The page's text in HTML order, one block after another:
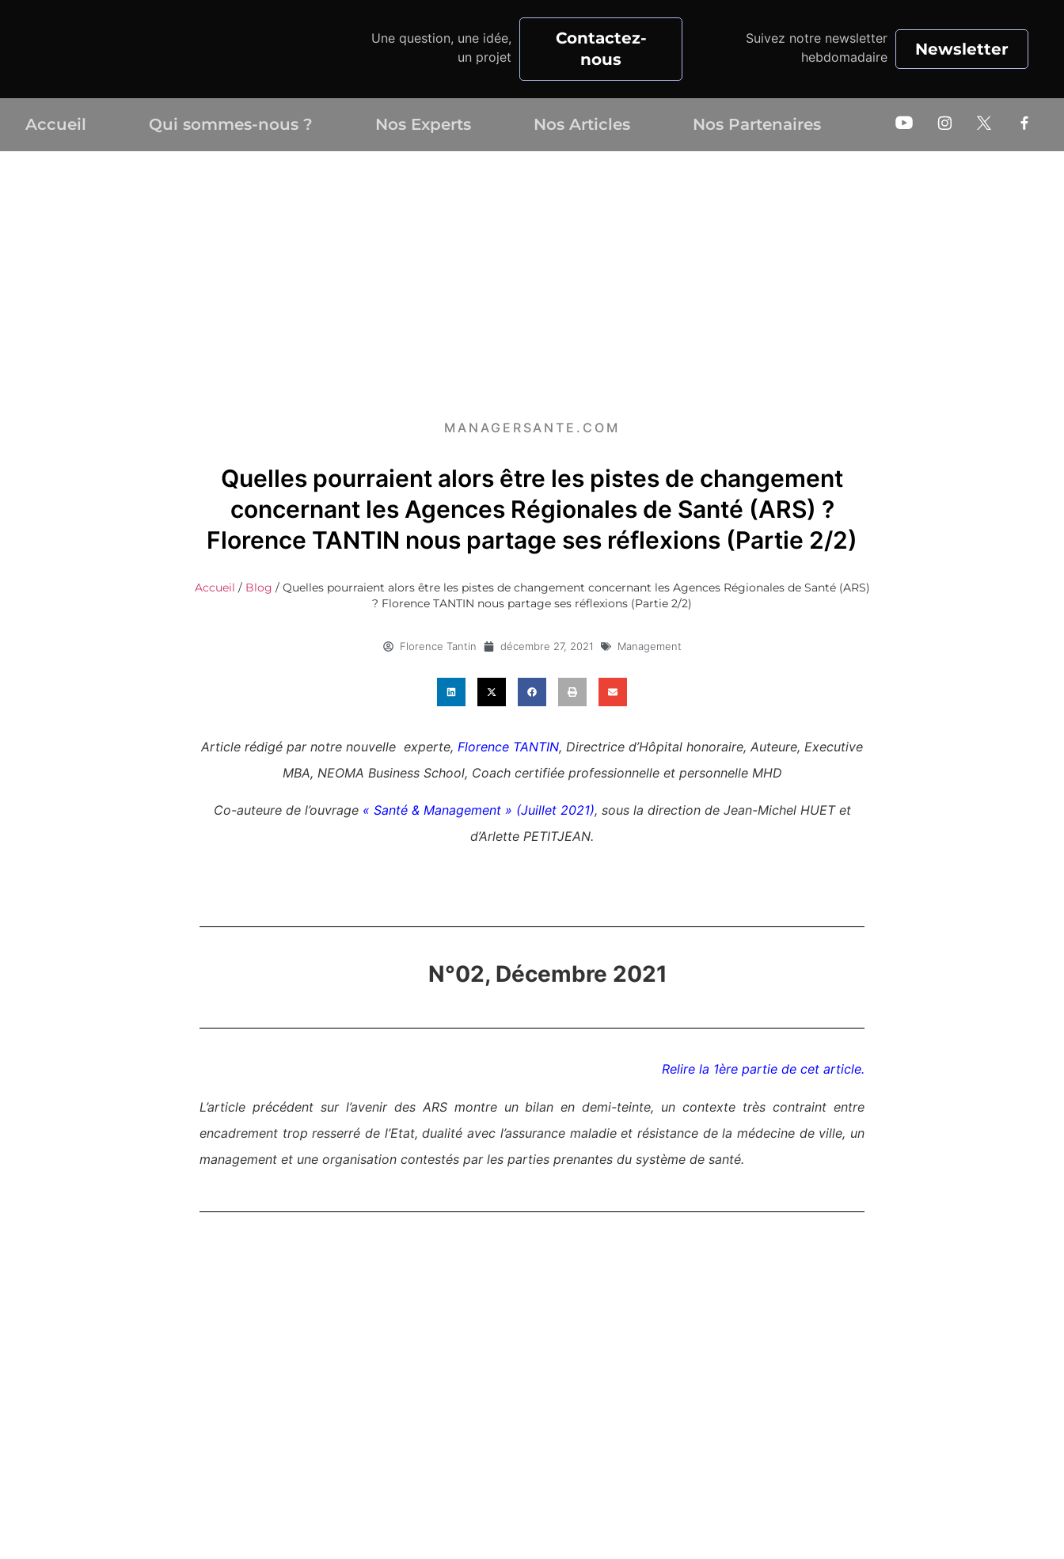
Une question, une idée,
un projet
Contactez-
nous
Suivez notre newsletter
hebdomadaire
Newsletter
Accueil Qui sommes-nous ? Nos Experts Nos Articles Nos Partenaires
MANAGERSANTE.COM
Quelles pourraient alors être les pistes de changement
concernant les Agences Régionales de Santé (ARS) ?
Florence TANTIN nous partage ses réflexions (Partie 2/2)
Accueil / Blog / Quelles pourraient alors être les pistes de changement concernant les Agences Régionales de Santé (ARS)
? Florence TANTIN nous partage ses réflexions (Partie 2/2)
Florence Tantin décembre 27, 2021 Management
Article rédigé par notre nouvelle experte, Florence TANTIN, Directrice d’Hôpital honoraire, Auteure, Executive
MBA, NEOMA Business School, Coach certifiée professionnelle et personnelle MHD
Co-auteure de l’ouvrage « Santé & Management » (Juillet 2021), sous la direction de Jean-Michel HUET et
d’Arlette PETITJEAN.
N°02, Décembre 2021
Relire la 1ère partie de cet article.
L’article précédent sur l’avenir des ARS montre un bilan en demi-teinte, un contexte très contraint entre
encadrement trop resserré de l’Etat, dualité avec l’assurance maladie et résistance de la médecine de ville, un
management et une organisation contestés par les parties prenantes du système de santé.